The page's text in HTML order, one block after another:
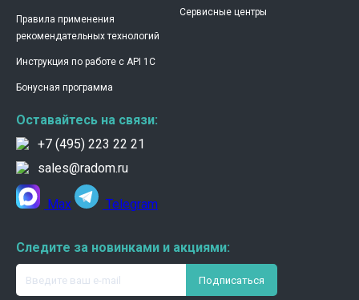
Правила применения
рекомендательных технологий
Инструкция по работе с API 1C
Бонусная программа
Сервисные центры
Оставайтесь на связи:
+7 (495) 223 22 21
sales@radom.ru
Max Telegram
Следите за новинками и акциями: